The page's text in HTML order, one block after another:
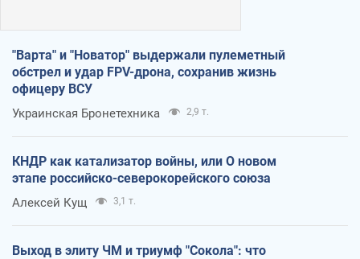
"Варта" и "Новатор" выдержали пулеметный
обстрел и удар FPV-дрона, сохранив жизнь
офицеру ВСУ
Украинская Бронетехника 2,9 т.
КНДР как катализатор войны, или О новом
этапе российско-северокорейского союза
Алексей Кущ 3,1 т.
Выход в элиту ЧМ и триумф "Сокола": что